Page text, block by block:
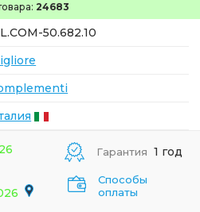
24683
50.682.10
Гарантия 1 год
Способы
оплаты